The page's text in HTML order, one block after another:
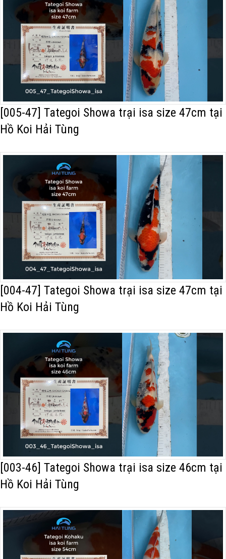
[005-47] Tategoi Showa trại isa size 47cm tại
Hồ Koi Hải Tùng
[004-47] Tategoi Showa trại isa size 47cm tại
Hồ Koi Hải Tùng
[003-46] Tategoi Showa trại isa size 46cm tại
Hồ Koi Hải Tùng